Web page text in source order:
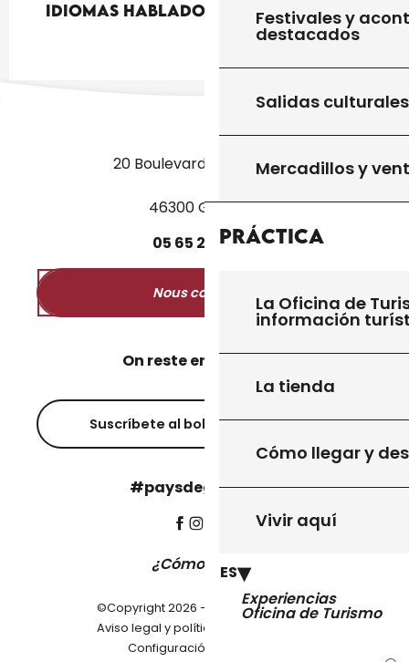
Festivales y
destacados
Salidas culturales
Mercadillos y
Práctica
La Oficina de
información
La tienda
Cómo llegar y
Vivir aquí
ES
Experiencias
Oficina de Turismo
Idiomas hablados
Idiomas hablados
20 Boulevard des Martyrs
46300 Gourdon
05 65 27 5250
Nous contacter
On reste en contact ?
Suscríbete al boletín informativo
#paysdegourdon !
¿Cómo llegar?
©Copyright 2026 - Pays de Gourdon
Aviso legal y política de privacidad
Configuración de cookies